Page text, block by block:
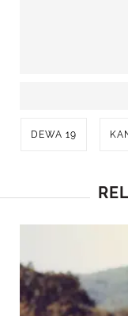
DEWA 19